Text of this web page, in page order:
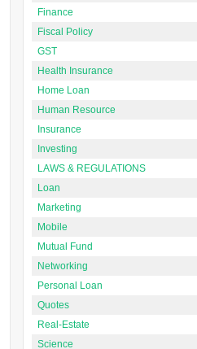
Finance
Fiscal Policy
GST
Health Insurance
Home Loan
Human Resource
Insurance
Investing
LAWS & REGULATIONS
Loan
Marketing
Mobile
Mutual Fund
Networking
Personal Loan
Quotes
Real-Estate
Science